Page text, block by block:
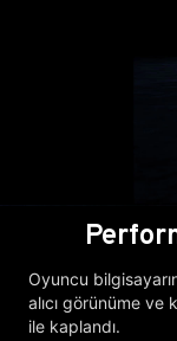
Oyuncu
alıcı görünüme ve
ile kaplandı.